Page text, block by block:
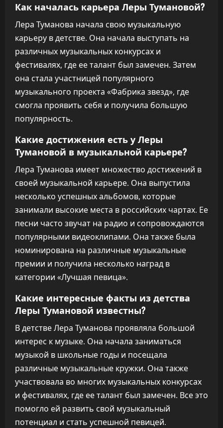
Как началась карьера Леры Тумановой?
Лера Туманова начала свою музыкальную
карьеру в детстве. Она начала выступать на
различных музыкальных конкурсах и
фестивалях, где ее талант был замечен. Затем
она стала участницей популярного
музыкального проекта «Фабрика звезд», где
смогла проявить себя и получила большую
популярность.
Какие достижения есть у Леры
Тумановой в музыкальной карьере?
Лера Туманова имеет множество достижений в
своей музыкальной карьере. Она выпустила
несколько успешных альбомов, которые
занимали высокие места в российских чартах. Ее
песни часто звучат на радио и сопровождаются
популярными видеоклипами. Она также была
номинирована на различные музыкальные
премии и получила несколько наград в
категории «Лучшая певица».
Какие интересные факты из детства
Леры Тумановой известны?
В детстве Лера Туманова проявляла большой
интерес к музыке. Она начала заниматься
музыкой в школьные годы и посещала
различные музыкальные кружки. Она также
участвовала во многих музыкальных конкурсах
и фестивалях, где ее талант был замечен. Все это
помогло ей развить свой музыкальный
потенциал и стать успешной певицей.